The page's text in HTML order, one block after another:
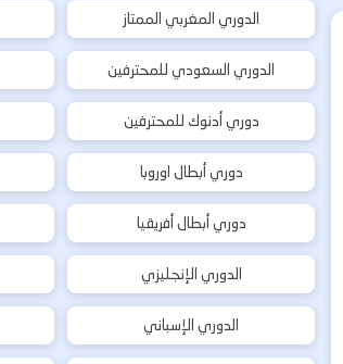
الدوري المغربي الممتاز
الدوري السعودي للمحترفين
دوري أدنوك للمحترفين
دوري أبطال اوروبا
دوري أبطال أفريقيا
الدوري الإنجليزي
الدوري الإسباني